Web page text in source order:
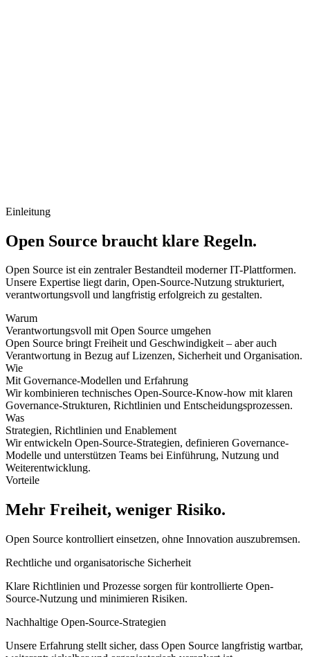
Einleitung
Open Source braucht klare Regeln.
Open Source ist ein zentraler Bestandteil moderner IT-Plattformen.
Unsere Expertise liegt darin, Open-Source-Nutzung strukturiert,
verantwortungsvoll und langfristig erfolgreich zu gestalten.
Warum
Verantwortungsvoll mit Open Source umgehen
Open Source bringt Freiheit und Geschwindigkeit – aber auch
Verantwortung in Bezug auf Lizenzen, Sicherheit und Organisation.
Wie
Mit Governance-Modellen und Erfahrung
Wir kombinieren technisches Open-Source-Know-how mit klaren
Governance-Strukturen, Richtlinien und Entscheidungsprozessen.
Was
Strategien, Richtlinien und Enablement
Wir entwickeln Open-Source-Strategien, definieren Governance-
Modelle und unterstützen Teams bei Einführung, Nutzung und
Weiterentwicklung.
Vorteile
Mehr Freiheit, weniger Risiko.
Open Source kontrolliert einsetzen, ohne Innovation auszubremsen.
Rechtliche und organisatorische Sicherheit
Klare Richtlinien und Prozesse sorgen für kontrollierte Open-
Source-Nutzung und minimieren Risiken.
Nachhaltige Open-Source-Strategien
Unsere Erfahrung stellt sicher, dass Open Source langfristig wartbar,